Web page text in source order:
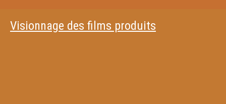
Visionnage des films produits